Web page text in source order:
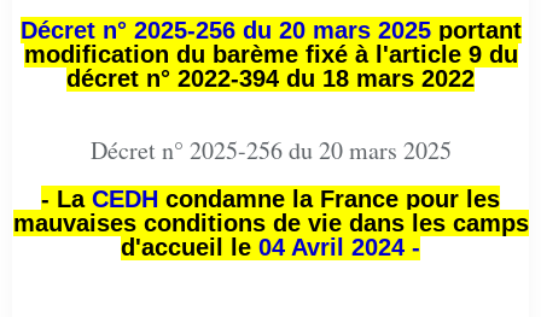
Décret n° 2025-256 du 20 mars 2025portant
modification du barème fixé à l'article 9 du
décret n° 2022-394 du 18 mars 2022
Décret n° 2025-256 du 20 mars 2025
- La CEDH condamne la France pour les
mauvaises conditions de vie dans les camps
d'accueil le 04 Avril 2024 -